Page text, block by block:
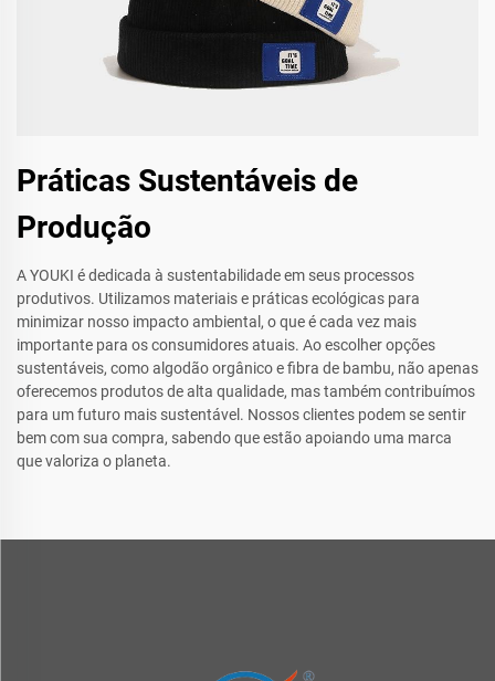
Práticas Sustentáveis de
Produção
A YOUKI é dedicada à sustentabilidade em seus processos
produtivos. Utilizamos materiais e práticas ecológicas para
minimizar nosso impacto ambiental, o que é cada vez mais
importante para os consumidores atuais. Ao escolher opções
sustentáveis, como algodão orgânico e fibra de bambu, não apenas
oferecemos produtos de alta qualidade, mas também contribuímos
para um futuro mais sustentável. Nossos clientes podem se sentir
bem com sua compra, sabendo que estão apoiando uma marca
que valoriza o planeta.